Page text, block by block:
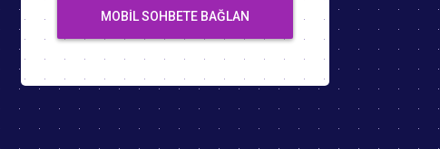
MOBIL SOHBETE BAĞLAN